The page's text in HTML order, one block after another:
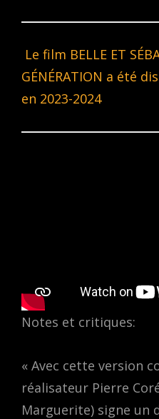
Le film BELLE ET
GÉNÉRATION a été
en 2023-2024
Notes et critiques:
« Avec cette version
réalisateur Pierre
Marguerite) signe un